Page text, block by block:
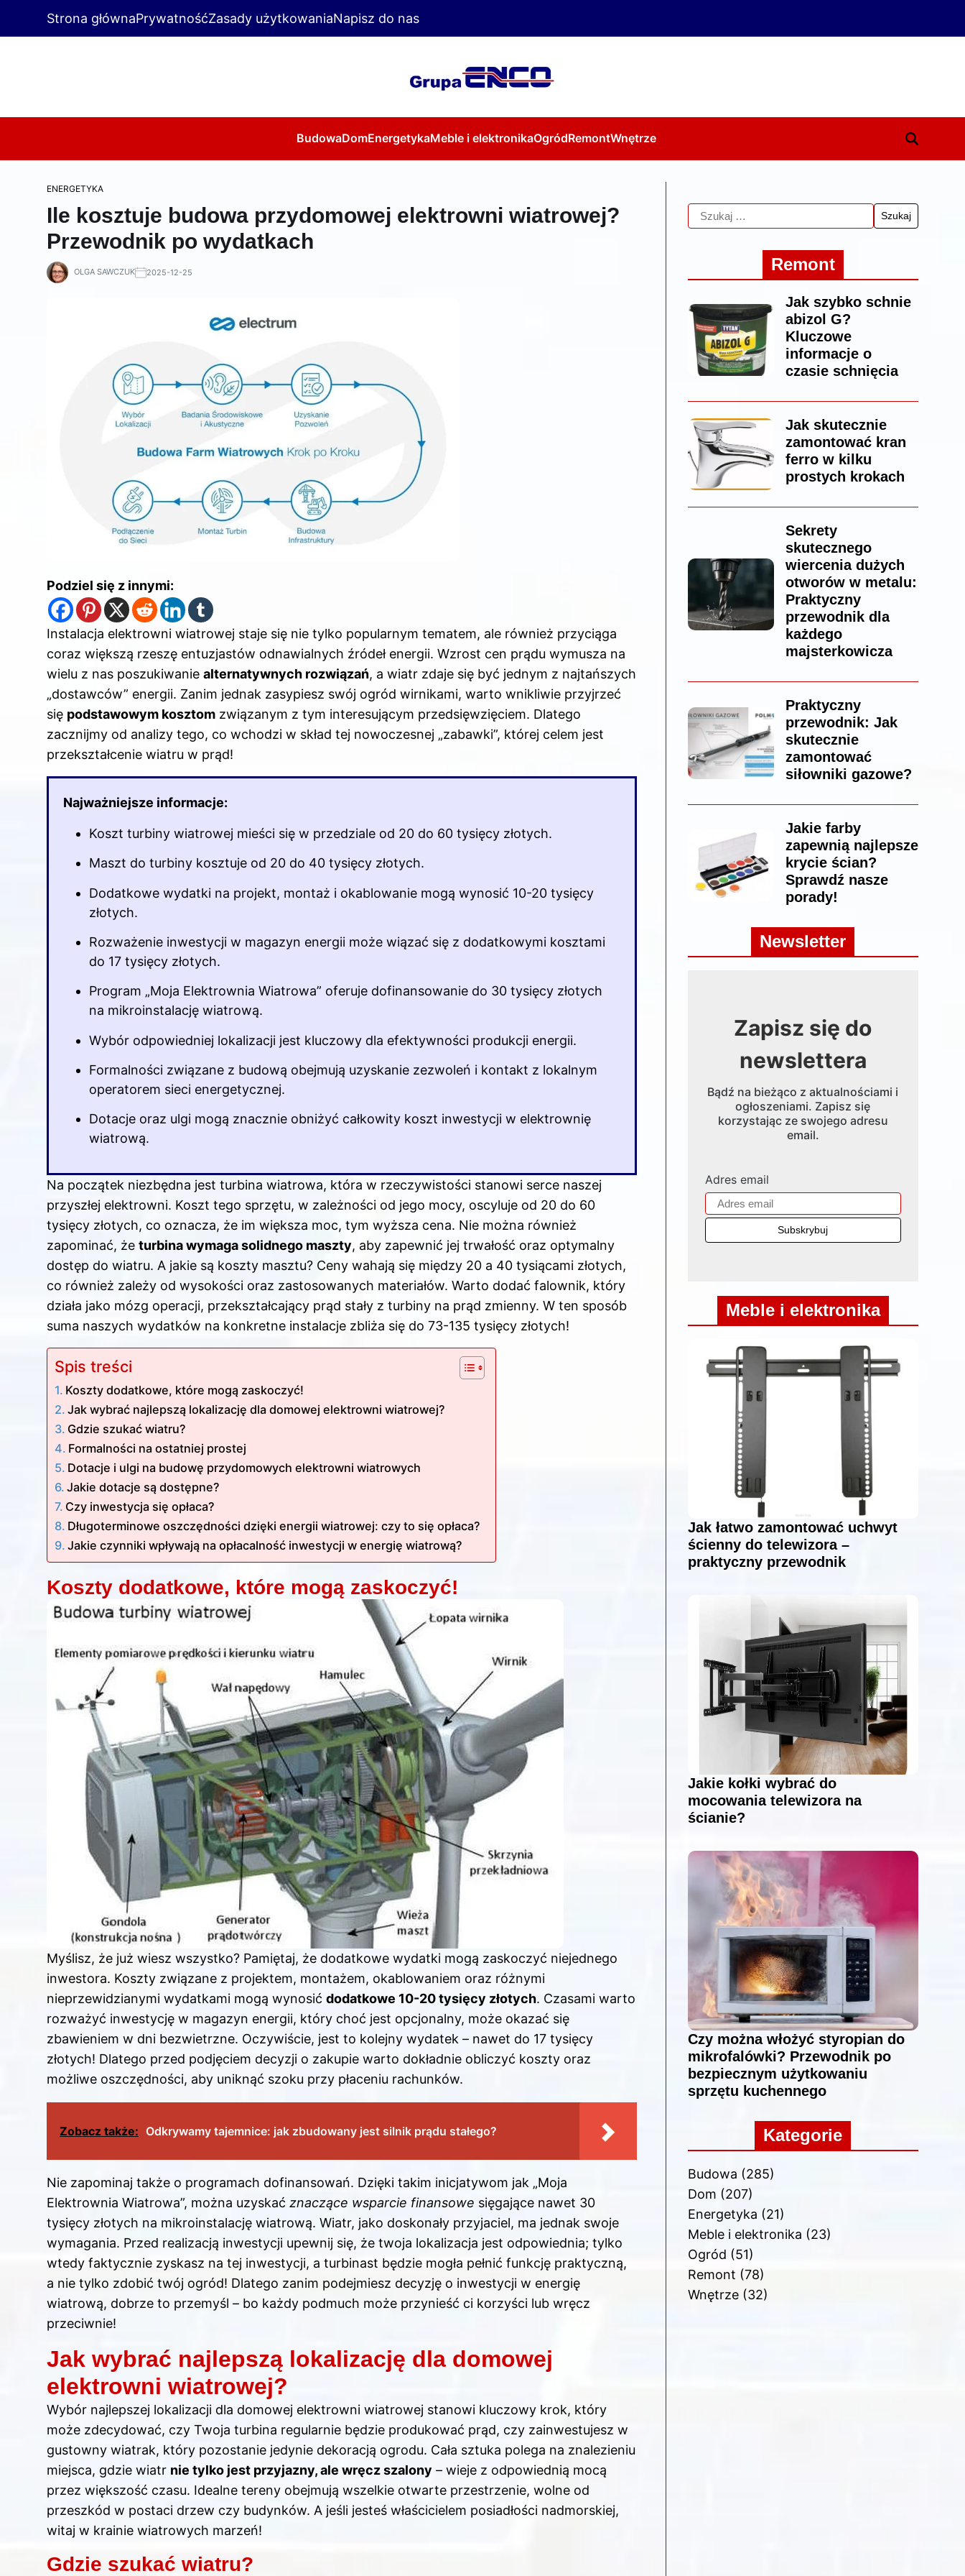
Strona głównaPrywatnośćZasady użytkowaniaNapisz do nas
BudowaDomEnergetykaMeble i elektronikaOgródRemontWnętrze
ENERGETYKA
Ile kosztuje budowa przydomowej elektrowni wiatrowej?
Przewodnik po wydatkach
OLGA SAWCZUK 2025-12-25
Podziel się z innymi:
Instalacja elektrowni wiatrowej staje się nie tylko popularnym tematem, ale również przyciąga
coraz większą rzeszę entuzjastów odnawialnych źródeł energii. Wzrost cen prądu wymusza na
wielu z nas poszukiwanie alternatywnych rozwiązań, a wiatr zdaje się być jednym z najtańszych
„dostawców” energii. Zanim jednak zasypiesz swój ogród wirnikami, warto wnikliwie przyjrzeć
się podstawowym kosztom związanym z tym interesującym przedsięwzięciem. Dlatego
zacznijmy od analizy tego, co wchodzi w skład tej nowoczesnej „zabawki”, której celem jest
przekształcenie wiatru w prąd!
Najważniejsze informacje:
Koszt turbiny wiatrowej mieści się w przedziale od 20 do 60 tysięcy złotych.
Maszt do turbiny kosztuje od 20 do 40 tysięcy złotych.
Dodatkowe wydatki na projekt, montaż i okablowanie mogą wynosić 10-20 tysięcy
złotych.
Rozważenie inwestycji w magazyn energii może wiązać się z dodatkowymi kosztami
do 17 tysięcy złotych.
Program „Moja Elektrownia Wiatrowa” oferuje dofinansowanie do 30 tysięcy złotych
na mikroinstalację wiatrową.
Wybór odpowiedniej lokalizacji jest kluczowy dla efektywności produkcji energii.
Formalności związane z budową obejmują uzyskanie zezwoleń i kontakt z lokalnym
operatorem sieci energetycznej.
Dotacje oraz ulgi mogą znacznie obniżyć całkowity koszt inwestycji w elektrownię
wiatrową.
Na początek niezbędna jest turbina wiatrowa, która w rzeczywistości stanowi serce naszej
przyszłej elektrowni. Koszt tego sprzętu, w zależności od jego mocy, oscyluje od 20 do 60
tysięcy złotych, co oznacza, że im większa moc, tym wyższa cena. Nie można również
zapominać, że turbina wymaga solidnego maszty, aby zapewnić jej trwałość oraz optymalny
dostęp do wiatru. A jakie są koszty masztu? Ceny wahają się między 20 a 40 tysiącami złotych,
co również zależy od wysokości oraz zastosowanych materiałów. Warto dodać falownik, który
działa jako mózg operacji, przekształcający prąd stały z turbiny na prąd zmienny. W ten sposób
suma naszych wydatków na konkretne instalacje zbliża się do 73-135 tysięcy złotych!
Spis treści
Koszty dodatkowe, które mogą zaskoczyć!
Jak wybrać najlepszą lokalizację dla domowej elektrowni wiatrowej?
Gdzie szukać wiatru?
Formalności na ostatniej prostej
Dotacje i ulgi na budowę przydomowych elektrowni wiatrowych
Jakie dotacje są dostępne?
Czy inwestycja się opłaca?
Długoterminowe oszczędności dzięki energii wiatrowej: czy to się opłaca?
Jakie czynniki wpływają na opłacalność inwestycji w energię wiatrową?
Koszty dodatkowe, które mogą zaskoczyć!
Myślisz, że już wiesz wszystko? Pamiętaj, że dodatkowe wydatki mogą zaskoczyć niejednego
inwestora. Koszty związane z projektem, montażem, okablowaniem oraz różnymi
nieprzewidzianymi wydatkami mogą wynosić dodatkowe 10-20 tysięcy złotych. Czasami warto
rozważyć inwestycję w magazyn energii, który choć jest opcjonalny, może okazać się
zbawieniem w dni bezwietrzne. Oczywiście, jest to kolejny wydatek – nawet do 17 tysięcy
złotych! Dlatego przed podjęciem decyzji o zakupie warto dokładnie obliczyć koszty oraz
możliwe oszczędności, aby uniknąć szoku przy płaceniu rachunków.
Zobacz także: Odkrywamy tajemnice: jak zbudowany jest silnik prądu stałego?
Nie zapominaj także o programach dofinansowań. Dzięki takim inicjatywom jak „Moja
Elektrownia Wiatrowa”, można uzyskać znaczące wsparcie finansowe sięgające nawet 30
tysięcy złotych na mikroinstalację wiatrową. Wiatr, jako doskonały przyjaciel, ma jednak swoje
wymagania. Przed realizacją inwestycji upewnij się, że twoja lokalizacja jest odpowiednia; tylko
wtedy faktycznie zyskasz na tej inwestycji, a turbinast będzie mogła pełnić funkcję praktyczną,
a nie tylko zdobić twój ogród! Dlatego zanim podejmiesz decyzję o inwestycji w energię
wiatrową, dobrze to przemyśl – bo każdy podmuch może przynieść ci korzyści lub wręcz
przeciwnie!
Jak wybrać najlepszą lokalizację dla domowej
elektrowni wiatrowej?
Wybór najlepszej lokalizacji dla domowej elektrowni wiatrowej stanowi kluczowy krok, który
może zdecydować, czy Twoja turbina regularnie będzie produkować prąd, czy zainwestujesz w
gustowny wiatrak, który pozostanie jedynie dekoracją ogrodu. Cała sztuka polega na znalezieniu
miejsca, gdzie wiatr nie tylko jest przyjazny, ale wręcz szalony – wieje z odpowiednią mocą
przez większość czasu. Idealne tereny obejmują wszelkie otwarte przestrzenie, wolne od
przeszkód w postaci drzew czy budynków. A jeśli jesteś właścicielem posiadłości nadmorskiej,
witaj w krainie wiatrowych marzeń!
Gdzie szukać wiatru?
Remont
Jak szybko schnie
abizol G?
Kluczowe
informacje o
czasie schnięcia
Jak skutecznie
zamontować kran
ferro w kilku
prostych krokach
Sekrety
skutecznego
wiercenia dużych
otworów w metalu:
Praktyczny
przewodnik dla
każdego
majsterkowicza
Praktyczny
przewodnik: Jak
skutecznie
zamontować
siłowniki gazowe?
Jakie farby
zapewnią najlepsze
krycie ścian?
Sprawdź nasze
porady!
Newsletter
Zapisz się do
newslettera
Bądź na bieżąco z aktualnościami i
ogłoszeniami. Zapisz się
korzystając ze swojego adresu
email.
Adres email
Meble i elektronika
Jak łatwo zamontować uchwyt
ścienny do telewizora –
praktyczny przewodnik
Jakie kołki wybrać do
mocowania telewizora na
ścianie?
Czy można włożyć styropian do
mikrofalówki? Przewodnik po
bezpiecznym użytkowaniu
sprzętu kuchennego
Kategorie
Budowa (285)
Dom (207)
Energetyka (21)
Meble i elektronika (23)
Ogród (51)
Remont (78)
Wnętrze(32)